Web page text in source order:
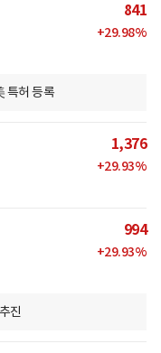
841
+29.98%
특허 등록
1,376
+29.93%
994
+29.93%
진